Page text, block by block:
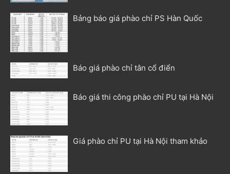
Bảng báo giá phào chỉ PS Hàn Quốc
Báo giá phào chỉ tân cổ điển
Báo giá thi công phào chỉ PU tại Hà Nội
Giá phào chỉ PU tại Hà Nội tham khảo